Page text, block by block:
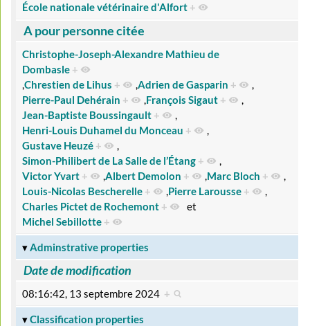
École nationale vétérinaire d'Alfort +
A pour personne citée
Christophe-Joseph-Alexandre Mathieu de
Dombasle +
,Chrestien de Lihus + ,Adrien de Gasparin +
,
Pierre-Paul Dehérain + ,François Sigaut +
,
Jean-Baptiste Boussingault +
,
Henri-Louis Duhamel du Monceau +
,
Gustave Heuzé +
,
Simon-Philibert de La Salle de l’Étang +
,
Victor Yvart + ,Albert Demolon + ,Marc Bloch +
,
Louis-Nicolas Bescherelle + ,Pierre Larousse +
,
Charles Pictet de Rochemont +
et
Michel Sebillotte +
Adminstrative properties
Date de modification
08:16:42, 13 septembre 2024 +
Classification properties